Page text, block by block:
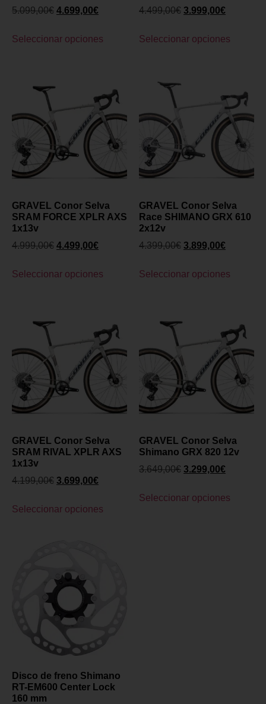
5.099,00€ 4.699,00€
Seleccionar opciones
4.499,00€ 3.999,00€
Seleccionar opciones
GRAVEL Conor Selva
SRAM FORCE XPLR AXS
1x13v
4.999,00€ 4.499,00€
Seleccionar opciones
GRAVEL Conor Selva
Race SHIMANO GRX 610
2x12v
4.399,00€ 3.899,00€
Seleccionar opciones
GRAVEL Conor Selva
SRAM RIVAL XPLR AXS
1x13v
4.199,00€ 3.699,00€
Seleccionar opciones
GRAVEL Conor Selva
Shimano GRX 820 12v
3.649,00€ 3.299,00€
Seleccionar opciones
Disco de freno Shimano
RT-EM600 Center Lock
160 mm